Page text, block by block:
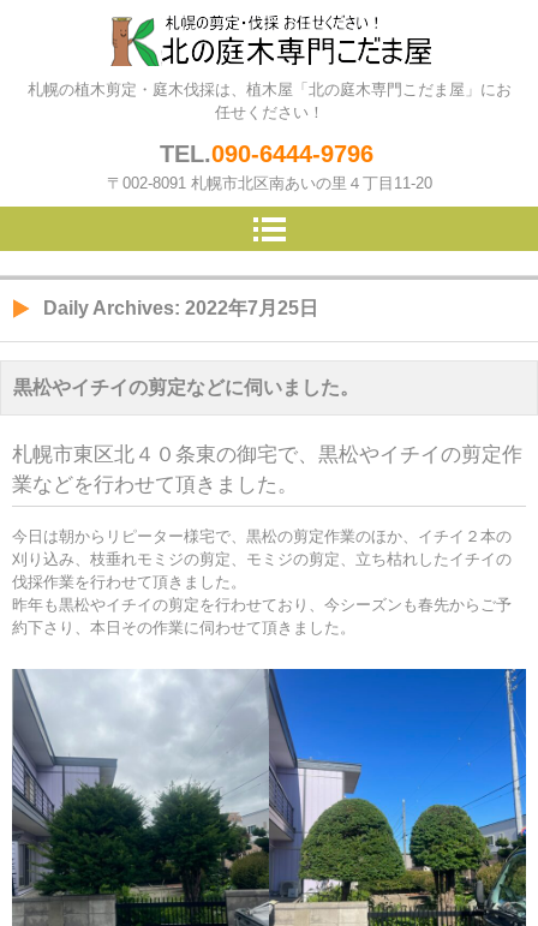
北の庭木専門こだま屋（札幌の
札幌の植木剪定・庭木伐採は、植木屋「北の庭木専門こだま屋」にお
任せください！
TEL.090-6444-9796
〒002-8091 札幌市北区南あいの里４丁目11-20
Daily Archives: 2022年7月25日
黒松やイチイの剪定などに伺いました。
札幌市東区北４０条東の御宅で、黒松やイチイの剪定作
業などを行わせて頂きました。
今日は朝からリピーター様宅で、黒松の剪定作業のほか、イチイ２本の
刈り込み、枝垂れモミジの剪定、モミジの剪定、立ち枯れしたイチイの
伐採作業を行わせて頂きました。
昨年も黒松やイチイの剪定を行わせており、今シーズンも春先からご予
約下さり、本日その作業に伺わせて頂きました。